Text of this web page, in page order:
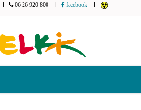
06 26 920 800 facebook